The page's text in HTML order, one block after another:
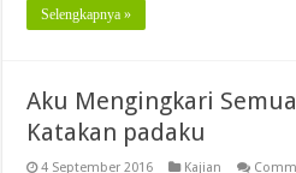
Selengkapnya »
Aku Mengingkari
Katakan padaku
4 September 2016 Kajian